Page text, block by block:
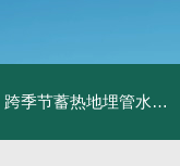
跨季节蓄热地埋管水池湖面储热技术研究对比